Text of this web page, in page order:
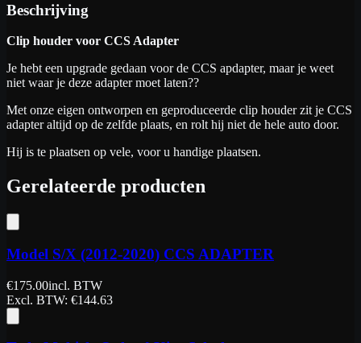
Beschrijving
Clip houder voor CCS Adapter
Je hebt een upgrade gedaan voor de CCS apdapter, maar je weet
niet waar je deze adapter moet laten??
Met onze eigen ontworpen en geproduceerde clip houder zit je CCS
adapter altijd op de zelfde plaats, en rolt hij niet de hele auto door.
Hij is te plaatsen op vele, voor u handige plaatsen.
Gerelateerde producten
Model S/X (2012-2020) CCS ADAPTER
€175.00incl. BTW
Excl. BTW: €144.63